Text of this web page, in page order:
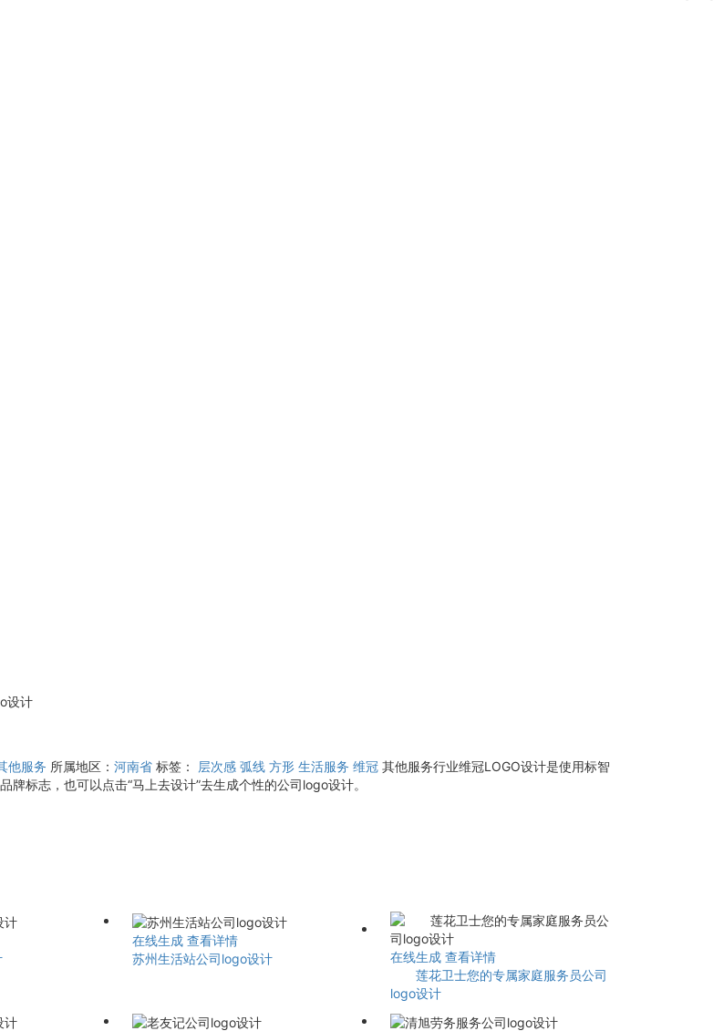
设计
他服务 所属地区： 河南省 标签： 层次感 弧线 方形 生活服务 维冠 其他服务行业维冠LOGO设计是使用标智
标志，也可以点击“马上去设计”去生成个性的公司logo设计。
在线生成 查看详情
苏州生活站公司logo设计
在线生成 查看详情
莲花卫士您的专属家庭服务员公司
logo设计